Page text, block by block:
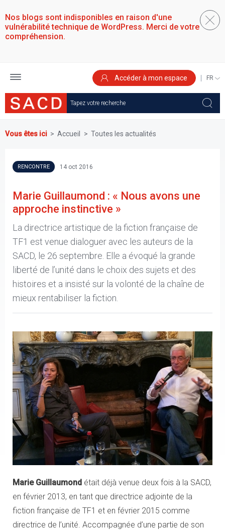
au
contenu
principal
Nos blogs sont indisponibles en raison d'une
vulnérabilité technique de WordPress. Merci de votre
compréhension.
Accéder à mon espace
YOUR
Vous êtes ici Accueil Toutes les actualités
RENCONTRE 14 oct 2016
Marie Guillaumond : « Nous avons une
approche instinctive »
La directrice artistique de la fiction française de
TF1 est venue dialoguer avec les auteurs de la
SACD, le 26 septembre. Elle a évoqué la grande
liberté de l’unité dans le choix des sujets et des
histoires et a insisté sur la volonté de la chaîne de
mieux rentabiliser la fiction.
Marie Guillaumond était déjà venue deux fois à la SACD,
en février 2013, en tant que directrice adjointe de la
fiction française de TF1 et en février 2015 comme
directrice de l’unité. Accompagnée d’une partie de son